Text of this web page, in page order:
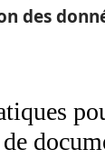
des